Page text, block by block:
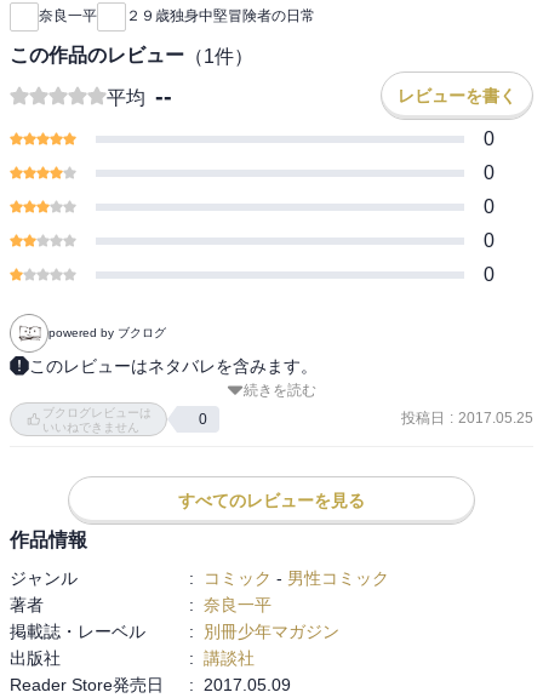
奈良一平 ２９歳独身中堅冒険者の日常
この作品のレビュー （1件）
平均 -- レビューを書く
0
0
0
0
0
powered by ブクログ
このレビューはネタバレを含みます。
なんだか絵が整ってきてる。
そしてこの巻はちょっと短絡的な感じがする。
ジメが行動する、みたいな場面が少なく、普通の異世界の物語にな
ってる感じ。
ハジメの性格のワイルドさが出まくり。
たしかに睡眠時の攻撃はダメージ３倍だけど、討伐しか頭にないっ
てのがもうね。
討伐という選択肢が間違いだとは思わないけど、討伐しなかった場
合のリスクを語ってないから単に面倒臭いからってだけに見えちゃ
うんだよね。
続きを読む
ブクログレビューは
いいねできません
0 投稿日 : 2017.05.25
すべてのレビューを見る
作品情報
ジャンル : コミック - 男性コミック
著者
: 奈良一平
掲載誌・レーベル
:
別冊少年マガジン
出版社
: 講談社
Reader Store発売日
:
2017.05.09